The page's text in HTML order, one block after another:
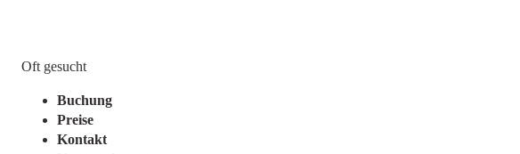
Oft gesucht
Buchung
Preise
Kontakt